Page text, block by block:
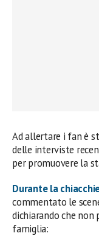
Ad allertare i fan è
delle interviste
per promuovere la
Durante la
commentato le
dichiarando che non
famiglia: